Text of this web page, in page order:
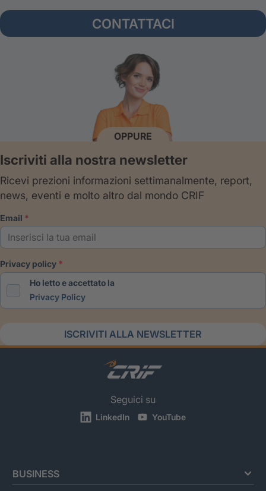
CONTATTACI
OPPURE
Iscriviti alla nostra newsletter
Ricevi prezioni informazioni settimanalmente, report,
news, eventi e molto altro dal mondo CRIF
email
privacy policy
Ho letto e accettato la
Privacy Policy
ISCRIVITI ALLA NEWSLETTER
Seguici su
LinkedIn YouTube
BUSINESS